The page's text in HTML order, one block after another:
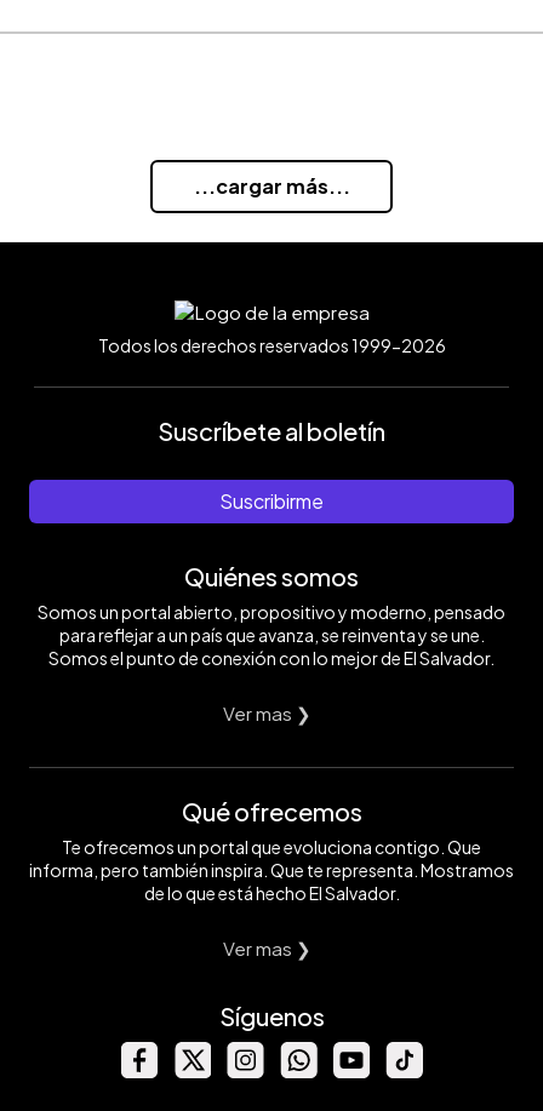
...cargar más...
Todos los derechos reservados 1999-2026
Suscríbete al boletín
Suscribirme
Quiénes somos
Somos un portal abierto, propositivo y moderno, pensado
para reflejar a un país que avanza, se reinventa y se une.
Somos el punto de conexión con lo mejor de El Salvador.
Ver mas ❯
Qué ofrecemos
Te ofrecemos un portal que evoluciona contigo. Que
informa, pero también inspira. Que te representa. Mostramos
de lo que está hecho El Salvador.
Ver mas ❯
Síguenos